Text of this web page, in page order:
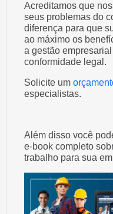
Acreditamos que
seus problemas do
diferença para que
ao máximo os
a gestão
conformidade legal.
Solicite um
especialistas.
Além disso você
e-book completo
trabalho para sua